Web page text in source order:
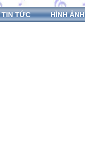
TIN TỨC HÌNH ẢNH